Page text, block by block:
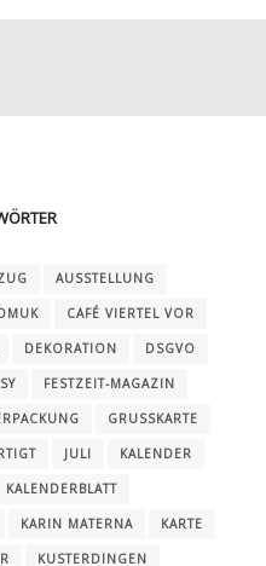
AUSSTELLUNG
CAFÉ VIERTEL VOR
DEKORATION DSGVO
FESTZEIT-MAGAZIN
GRUSSKARTE
JULI KALENDER
KALENDERBLATT
KARIN MATERNA KARTE
KUSTERDINGEN